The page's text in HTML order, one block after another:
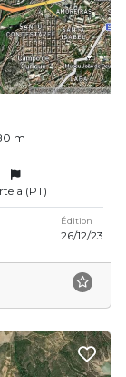
m
(PT)
Édition
26/12/23